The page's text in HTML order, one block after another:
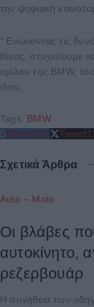
την ψηφιακή
“ Ενώνοντας τις
Κίνας, στοχεύουμε
ομίλου της BMW,
ίδιος.
Tags: BMW
Share214 Tweet
Σχετικά Άρθρα
Auto – Moto
Οι βλάβες
αυτοκίνητο,
ρεζερβουάρ
Η συνήθεια των